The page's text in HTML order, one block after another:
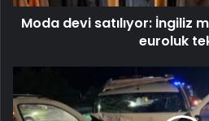
Moda devi satılıyor: İngiliz
euroluk